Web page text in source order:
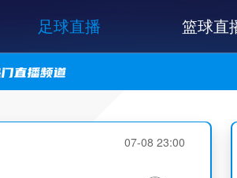
足球直播 篮球直
07-08 23:00